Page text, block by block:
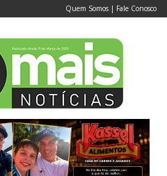
Quem Somos | Fale Conosco